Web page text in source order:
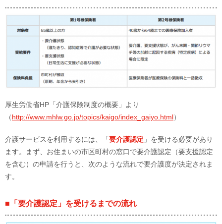
厚生労働省HP「介護保険制度の概要」より
（http://www.mhlw.go.jp/topics/kaigo/index_gaiyo.html）
介護サービスを利用するには、「 要介護認定 」を受ける必要があり
ます。まず、お住まいの市区町村の窓口で要介護認定（要支援認定
を含む）の申請を行うと、次のような流れで要介護度が決定されま
す。
■「要介護認定」を受けるまでの流れ